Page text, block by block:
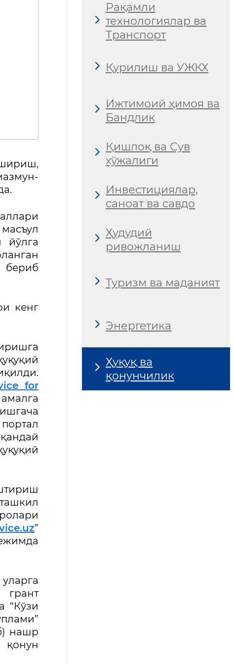
йўлга
бериб
кенг
for
”
“Кўзи
нашр
Рақамли
технологиялар ва
Транспорт
Қурилиш ва УЖКХ
Ижтимоий ҳимоя ва
Бандлик
Қишлоқ ва Сув
хўжалиги
Инвестициялар,
саноат ва савдо
Ҳудудий
ривожланиш
Туризм ва маданият
Энергетика
Ҳуқуқ ва
қонунчилик